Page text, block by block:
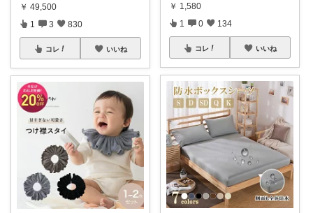
￥ 49,500
1 3 830
コレ いいね
￥ 1,580
1 0 134
コレ いいね